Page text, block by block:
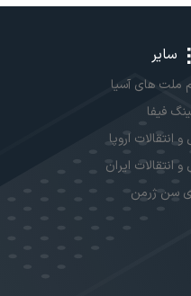
سایر
ملت های آسیا
فیفا
و انتقالات اروپا
و انتقالات ایران
سن ژرمن